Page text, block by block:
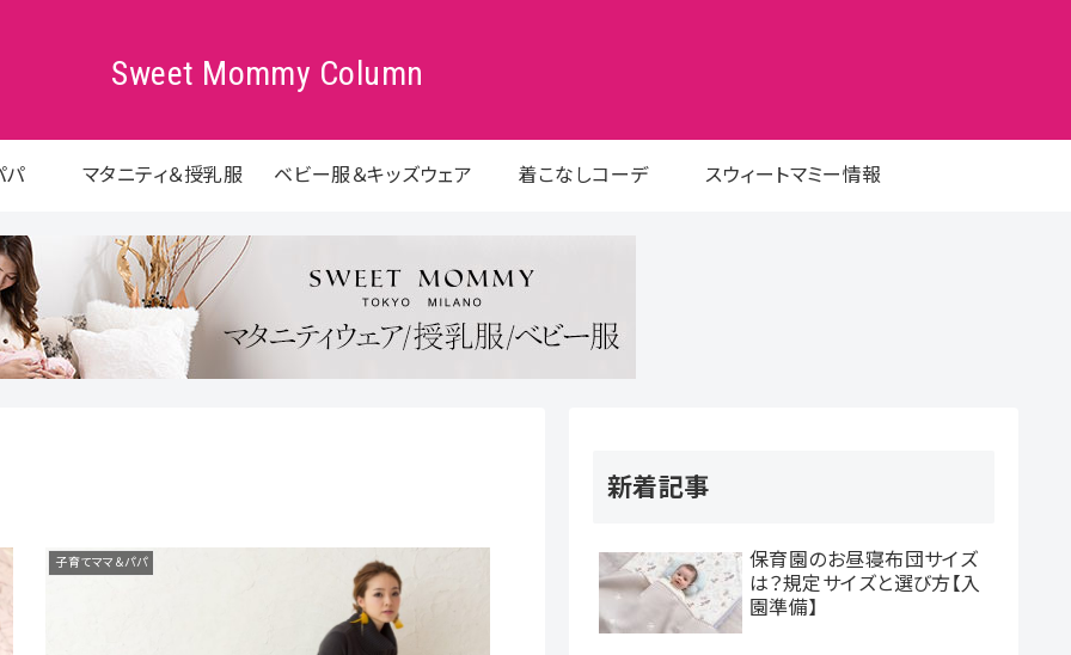
Sweet Mommy Column
パ マタニティ＆授乳服 ベビー服＆キッズウェア 着こなしコーデ スウィートマミー情報
子育てママ＆パパ
新着記事
保育園のお昼寝布団サイズ
は？規定サイズと選び方【入
園準備】